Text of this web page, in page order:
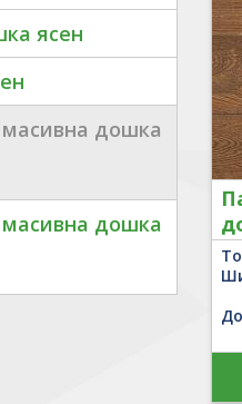
ясен
дошка
дошка